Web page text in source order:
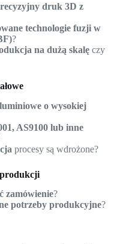
druk 3D z
technologie fuzji w
?
na dużą skalęczy
o wysokiej
AS9100 lub inne
procesy są wdrożone?
produkcji
zamówienie?
potrzeby produkcyjne?